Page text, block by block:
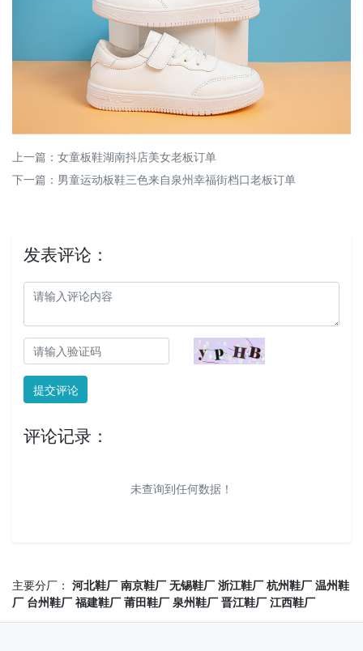
上一篇： 女童板鞋湖南抖店美女老板订单
下一篇： 男童运动板鞋三色来自泉州幸福街档口老板订单
发表评论：
提交评论
评论记录：
未查询到任何数据！
主要分厂： 河北鞋厂 南京鞋厂 无锡鞋厂 浙江鞋厂 杭州鞋厂 温州鞋
厂 台州鞋厂 福建鞋厂 莆田鞋厂 泉州鞋厂 晋江鞋厂 江西鞋厂